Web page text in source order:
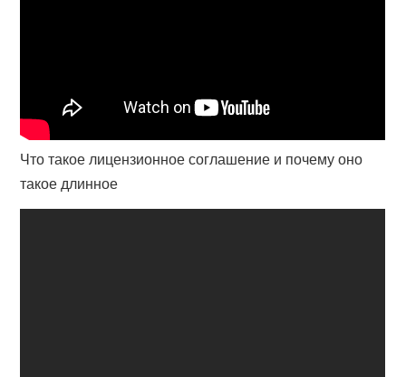
Что такое лицензионное соглашение и почему оно
такое длинное